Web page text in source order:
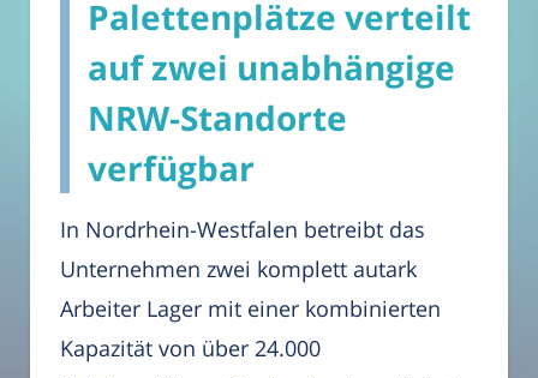
Palettenplätze verteilt
auf zwei unabhängige
NRW-Standorte
verfügbar
In Nordrhein-Westfalen betreibt das
Unternehmen zwei komplett autark
Arbeiter Lager mit einer kombinierten
Kapazität von über 24.000